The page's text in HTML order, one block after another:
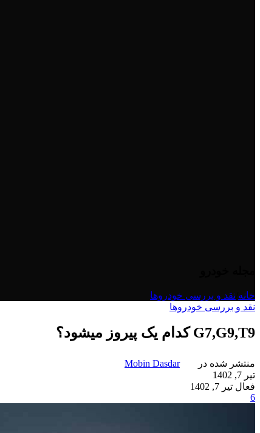
خانه نقد و بررسی خودروها
نقد و بررسی خودروها
G7,G9,T9 کدام یک پیروز میشود؟
منتشر شده در
Mobin Dasdar
تیر 7, 1402
فعال تیر 7, 1402
6